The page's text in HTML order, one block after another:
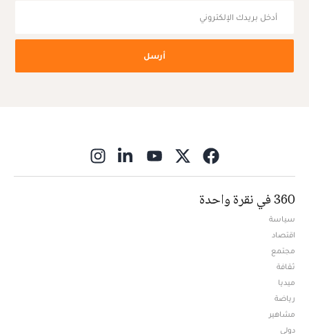
أرسل
360 في نقرة واحدة
سياسة
اقتصاد
مجتمع
ثقافة
ميديا
رياضة
مشاهير
دولي